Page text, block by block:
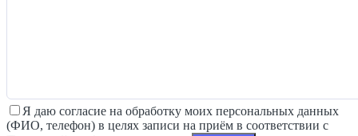
Я даю согласие на обработку моих персональных данных
(ФИО, телефон) в целях записи на приём в соответствии с